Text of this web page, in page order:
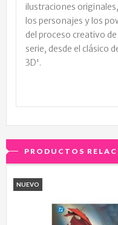
ilustraciones
los personajes y los
del proceso creativo
serie, desde el clásico
3D'.
PRODUCTOS
NUEVO